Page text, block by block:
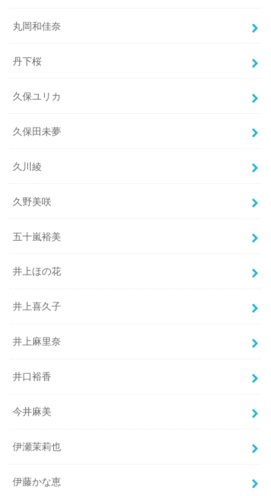
丸岡和佳奈
丹下桜
久保ユリカ
久保田未夢
久川綾
久野美咲
五十嵐裕美
井上ほの花
井上喜久子
井上麻里奈
井口裕香
今井麻美
伊瀬茉莉也
伊藤かな恵